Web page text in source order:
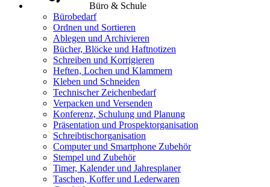
Büro & Schule
Bürobedarf
Ordnen und Sortieren
Ablegen und Archivieren
Bücher, Blöcke und Haftnotizen
Schreiben und Korrigieren
Heften, Lochen und Klammern
Kleben und Schneiden
Technischer Zeichenbedarf
Verpacken und Versenden
Konferenz, Schulung und Planung
Präsentation und Prospektorganisation
Schreibtischorganisation
Computer und Smartphone Zubehör
Stempel und Zubehör
Timer, Kalender und Jahresplaner
Taschen, Koffer und Lederwaren